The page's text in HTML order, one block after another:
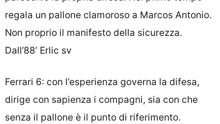
regala un pallone clamoroso a Marcos Antonio.
Non proprio il manifesto della sicurezza.
Dall’88’ Erlic sv
Ferrari 6: con l’esperienza governa la difesa,
dirige con sapienza i compagni, sia con che
senza il pallone è il punto di riferimento.